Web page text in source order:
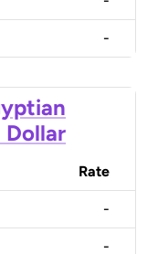
-
Dollar
Rate
-
-